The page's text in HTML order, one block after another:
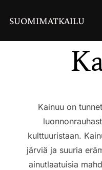
SUOMIMATKAILU
Kainuu on
kulttuuristaan.
järviä ja suuria
ainutlaatuisia